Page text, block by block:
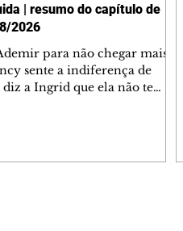
| resumo do capítulo de
2026
para não chegar mais
sente a indiferença de
a Ingrid que ela não tem